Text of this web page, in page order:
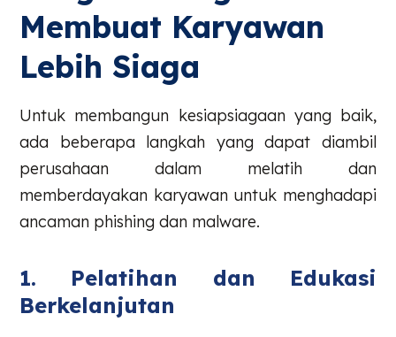
Membuat Karyawan
Lebih Siaga
Untuk membangun kesiapsiagaan yang baik,
ada beberapa langkah yang dapat diambil
perusahaan dalam melatih dan
memberdayakan karyawan untuk menghadapi
ancaman phishing dan malware.
1. Pelatihan dan Edukasi
Berkelanjutan